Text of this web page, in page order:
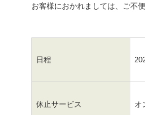
お客様におかれましては、ご不
日程
休止サービス オ